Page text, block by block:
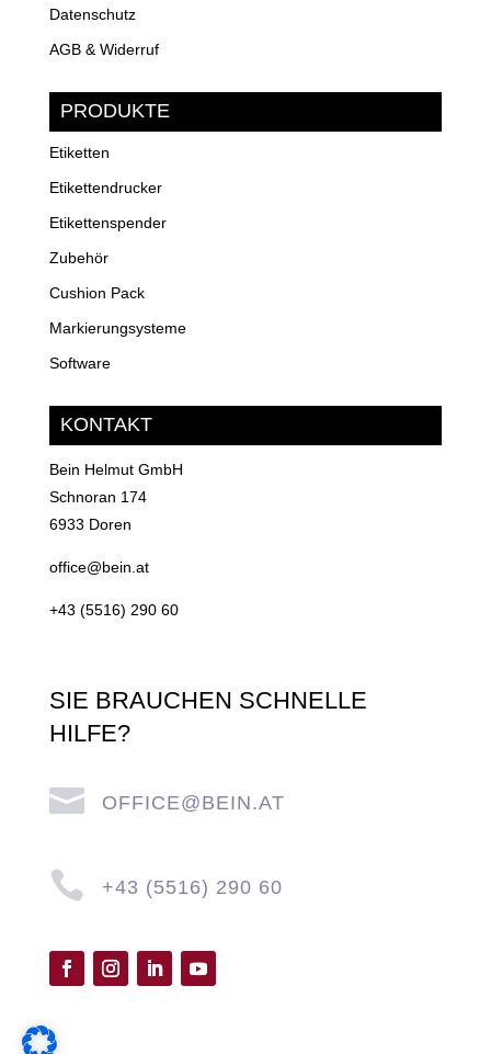
Datenschutz
AGB & Widerruf
PRODUKTE
Etiketten
Etikettendrucker
Etikettenspender
Zubehör
Cushion Pack
Markierungsysteme
Software
KONTAKT
Bein Helmut GmbH
Schnoran 174
6933 Doren
office@bein.at
+43 (5516) 290 60
SIE BRAUCHEN SCHNELLE
HILFE?
 OFFICE@BEIN.AT
 +43 (5516) 290 60